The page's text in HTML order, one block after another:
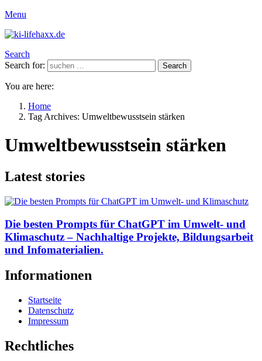
Menu
Search
Search for:
Search
You are here:
Home
Tag Archives: Umweltbewusstsein stärken
Umweltbewusstsein stärken
Latest stories
Die besten Prompts für ChatGPT im Umwelt- und
Klimaschutz – Nachhaltige Projekte, Bildungsarbeit
und Infomaterialien.
Informationen
Startseite
Datenschutz
Impressum
Rechtliches